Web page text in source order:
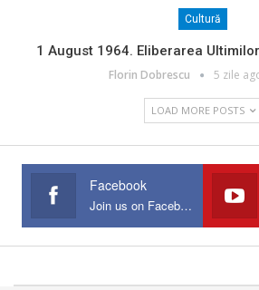
Cultură
1 August 1964. Eliberarea
Florin Dobrescu 5 zile
LOAD MORE POSTS
Facebook
Join us on Facebook